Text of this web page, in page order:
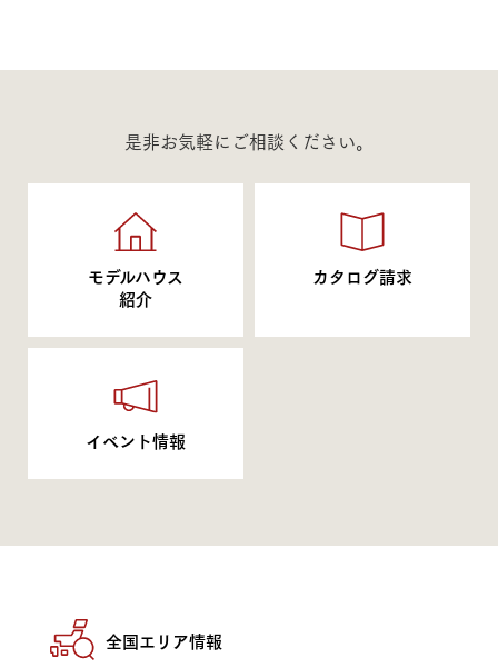
是非お気軽にご相談ください。
モデルハウス
紹介
カタログ請求
イベント情報
全国エリア情報